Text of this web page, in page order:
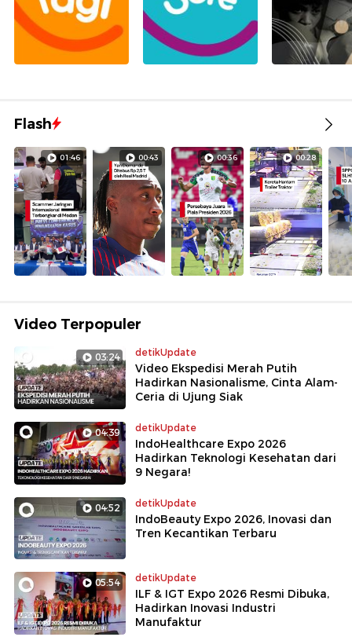
Flash
01:46 00:43 00:36 00:28
Video Terpopuler
03:24 detikUpdate
Video Ekspedisi Merah Putih
Hadirkan Nasionalisme, Cinta Alam-
Ceria di Ujung Siak
04:39 detikUpdate
IndoHealthcare Expo 2026
Hadirkan Teknologi Kesehatan dari
9 Negara!
04:52 detikUpdate
IndoBeauty Expo 2026, Inovasi dan
Tren Kecantikan Terbaru
05:54 detikUpdate
ILF & IGT Expo 2026 Resmi Dibuka,
Hadirkan Inovasi Industri
Manufaktur